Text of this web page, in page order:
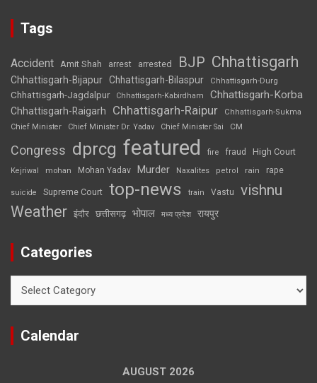
Tags
Accident Amit Shah arrest arrested BJP Chhattisgarh
Chhattisgarh-Bijapur Chhattisgarh-Bilaspur Chhattisgarh-Durg
Chhattisgarh-Jagdalpur Chhattisgarh-Kabirdham Chhattisgarh-Korba
Chhattisgarh-Raigarh Chhattisgarh-Raipur
Chhattisgarh-Sukma
Chief Minister
Chief Minister Dr. Yadav Chief Minister Sai CM
Congress dprcg featured fire fraud High Court
Kejriwal mohan Mohan Yadav Murder Naxalites petrol rain rape
suicide Supreme Court top-news train Vastu vishnu
Weather इंदौर छत्तीसगढ़ भोपाल मध्य प्रदेश रायपुर
Categories
Calendar
AUGUST 2026